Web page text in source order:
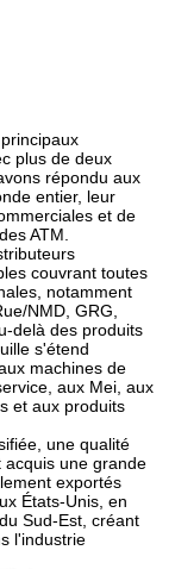
plus de deux
répondu aux
entier, leur
et de
ATM.
couvrant toutes
notamment
NMD, GRG,
delà des produits
s'étend
machines de
aux Mei, aux
et aux produits
une qualité
acquis une grande
exportés
États-Unis, en
Sud-Est, créant
l'industrie